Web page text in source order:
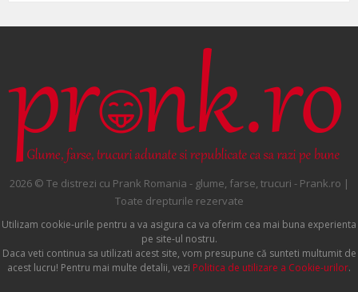
2026 © Te distrezi cu Prank Romania - glume, farse, trucuri - Prank.ro |
Toate drepturile rezervate
Utilizam cookie-urile pentru a va asigura ca va oferim cea mai buna experienta
pe site-ul nostru.
Daca veti continua sa utilizati acest site, vom presupune că sunteti multumit de
acest lucru! Pentru mai multe detalii, vezi Politica de utilizare a Cookie-urilor.